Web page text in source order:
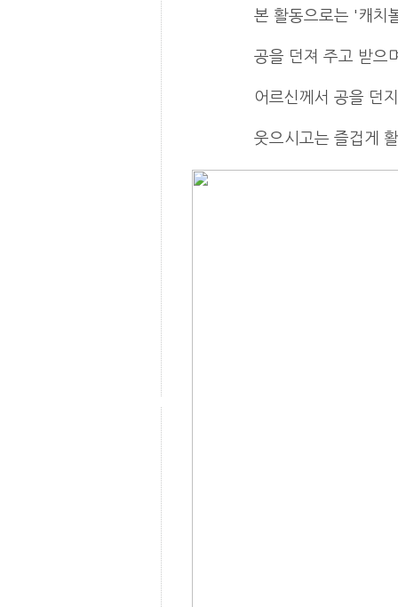
본 활동으로는 '캐치볼'
공을 던져 주고 받으며 순
어르신께서 공을 던지는
웃으시고는 즐겁게 활